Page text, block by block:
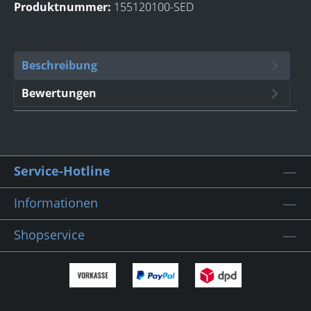
Produktnummer: 155120100-SED
Beschreibung
Bewertungen
Service-Hotline
Informationen
Shopservice